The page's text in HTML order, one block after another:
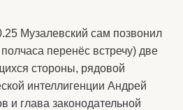
Музалевский сам позвонил
перенёс встречу) две
стороны, рядовой
интеллигенции Андрей
и глава законодательной